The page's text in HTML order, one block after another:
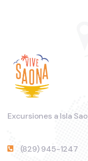
Excursiones a Isla
(829) 945-1247